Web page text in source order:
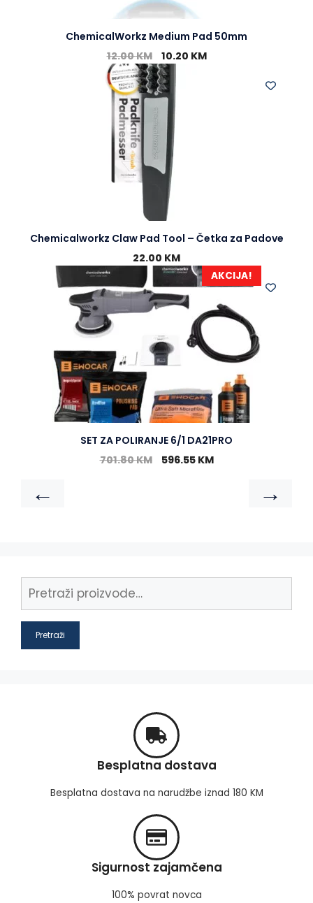
ChemicalWorkz Medium Pad 50mm
12.00KM 10.20 KM
Chemicalworkz Claw Pad Tool – Četka za Padove
22.00 KM
AKCIJA!
SET ZA POLIRANJE 6/1 DA21PRO
701.80KM 596.55 KM
← →
Pretraži
Besplatna dostava
Besplatna dostava na narudžbe iznad 180 KM
Sigurnost zajamčena
100% povrat novca